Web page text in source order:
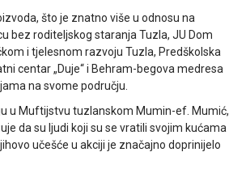
što je znatno više u odnosu na
bez roditeljskog staranja Tuzla, JU Dom
i tjelesnom razvoju Tuzla, Predškolska
centar „Duje“ i Behram-begova medresa
na svome području.
u Muftijstvu tuzlanskom Mumin-ef. Mumić,
da su ljudi koji su se vratili svojim kućama
učešće u akciji je značajno doprinijelo